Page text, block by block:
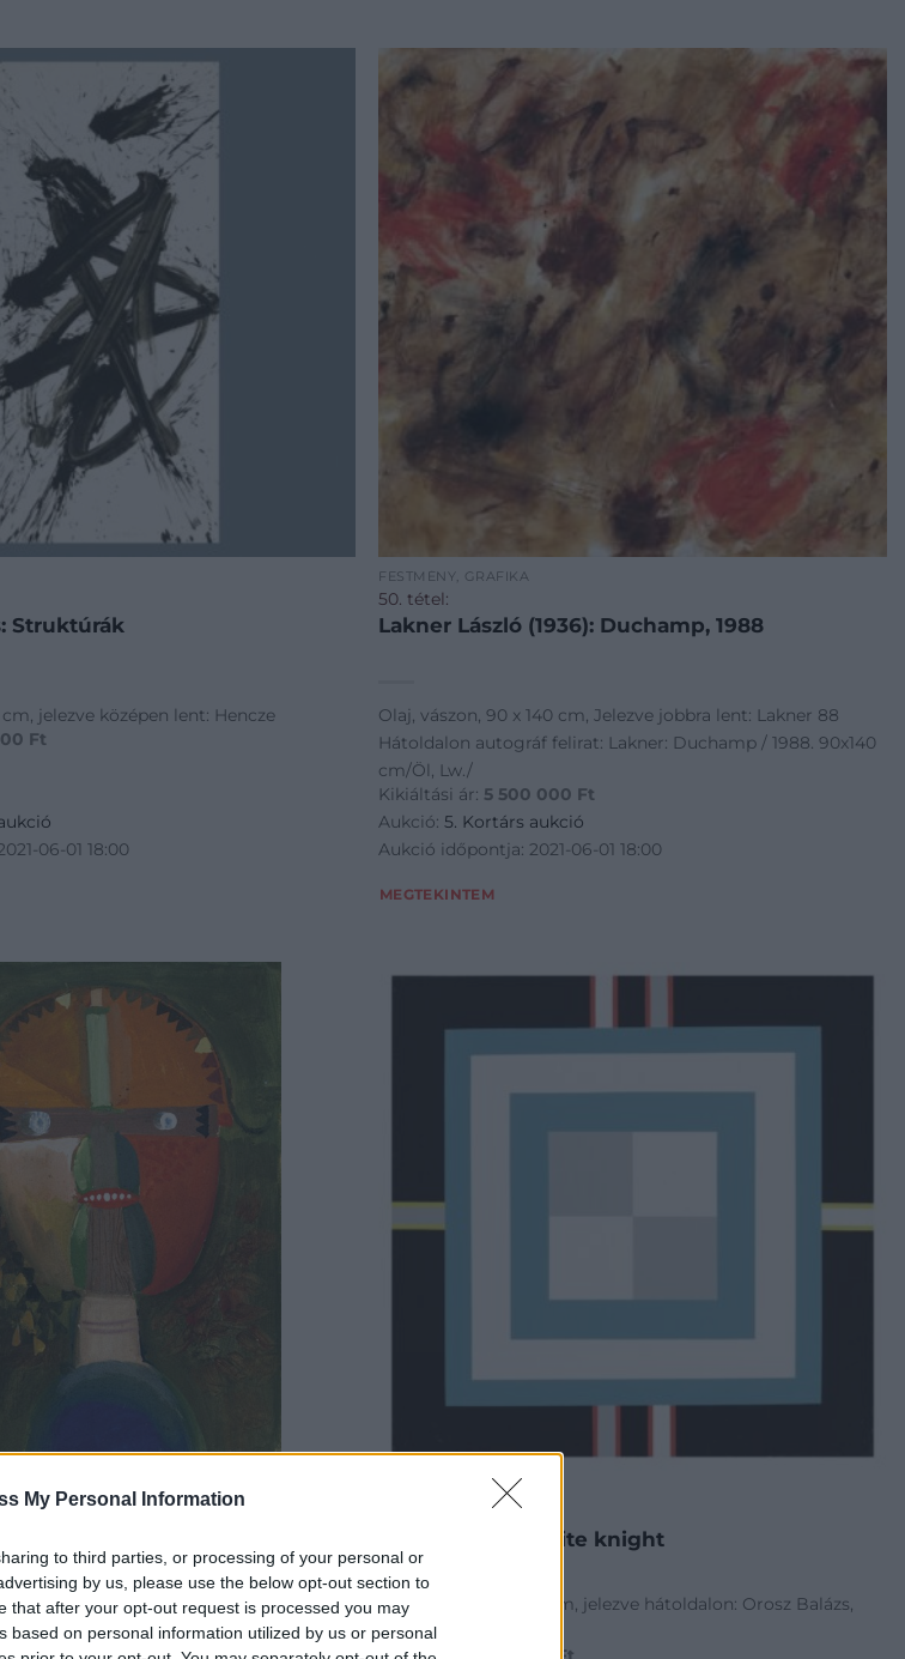
My Personal Information
to third parties, or processing of your personal or
by us, please use the below opt-out section to
that after your opt-out request is processed you may
based on personal information utilized by us or personal
Struktúrák
Ft
06-01 18:00
FESTMÉNY, GRAFIKA
50. tétel:
Lakner László (1936): Duchamp, 1988
Olaj, vászon, 90 x 140 cm, Jelezve jobbra lent: Lakner 88
Hátoldalon autográf felirat: Lakner: Duchamp / 1988. 90x140
cm/Öl, Lw./
Kikiáltási ár: 5 500 000 Ft
Aukció:5. Kortárs aukció
Aukció időpontja: 2021-06-01 18:00
MEGTEKINTEM
x 30,5 cm, Jelezve jobbra lent: Sikuta
Ft
FESTMÉNY, GRAFIKA
Orosz Balázs: White knight
olaj, vászon, 70 × 70 cm, jelezve hátoldalon: Orosz Balázs,
2015